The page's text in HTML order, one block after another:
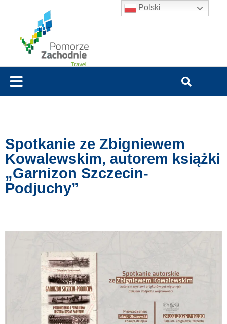
Spotkanie ze Zbigniewem
Kowalewskim, autorem książki
„Garnizon Szczecin-
Podjuchy”
Polski